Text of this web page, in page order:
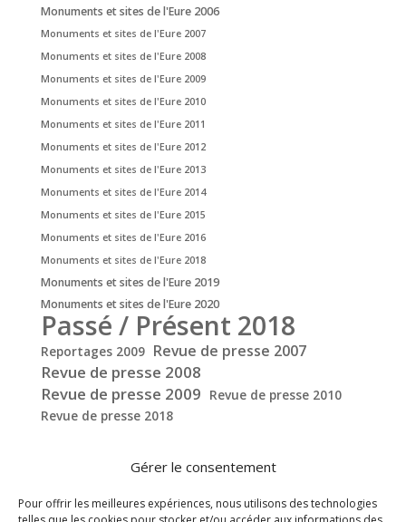
Gérer le consentement
Pour offrir les meilleures expériences, nous utilisons des technologies
Monuments et sites de l'Eure 2006
Monuments et sites de l'Eure 2007
Monuments et sites de l'Eure 2008
Monuments et sites de l'Eure 2009
Monuments et sites de l'Eure 2010
Monuments et sites de l'Eure 2011
Monuments et sites de l'Eure 2012
Monuments et sites de l'Eure 2013
Monuments et sites de l'Eure 2014
Monuments et sites de l'Eure 2015
Monuments et sites de l'Eure 2016
Monuments et sites de l'Eure 2018
Monuments et sites de l'Eure 2019
Monuments et sites de l'Eure 2020
Passé / Présent 2018
Reportages 2009 Revue de presse 2007
Revue de presse 2008
Revue de presse 2009 Revue de presse 2010
Revue de presse 2018